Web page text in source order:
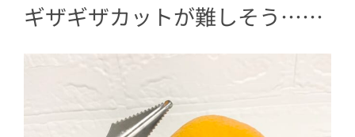
ギザギザカットが難しそう……